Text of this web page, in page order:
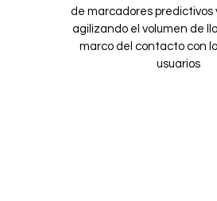
de marcadores predictivos
agilizando el volumen de
marco del contacto con
usuarios